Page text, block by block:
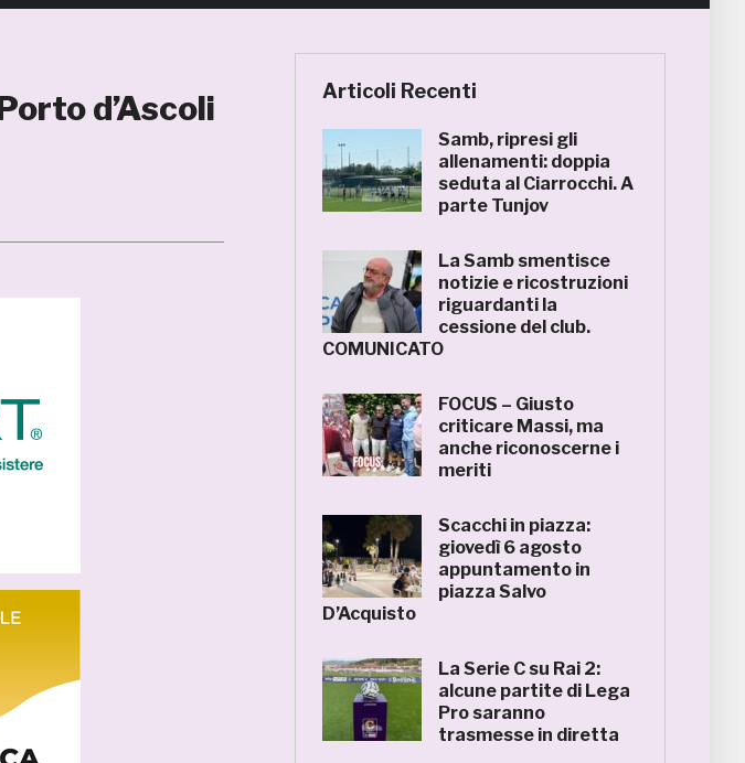
d’Ascoli
Articoli Recenti
Samb, ripresi gli
allenamenti: doppia
seduta al Ciarrocchi. A
parte Tunjov
La Samb smentisce
notizie e ricostruzioni
riguardanti la
cessione del club.
COMUNICATO
FOCUS – Giusto
criticare Massi, ma
anche riconoscerne i
meriti
Scacchi in piazza:
giovedì 6 agosto
appuntamento in
piazza Salvo
D’Acquisto
La Serie C su Rai 2:
alcune partite di Lega
Pro saranno
trasmesse in diretta